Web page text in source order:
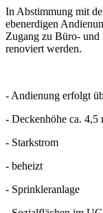
In Abstimmung mit
ebenerdigen
Zugang zu Büro- und
renoviert werden.
- Andienung erfolgt
- Deckenhöhe ca.
- Starkstrom
- beheizt
- Sprinkleranlage